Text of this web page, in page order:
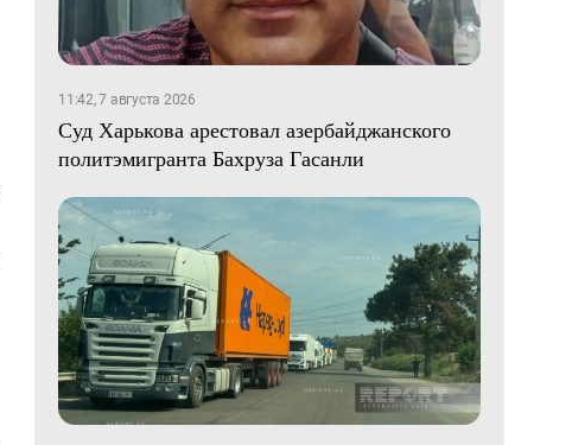
11:42, 7 августа 2026
Суд Харькова арестовал азербайджанского
политэмигранта Бахруза Гасанли